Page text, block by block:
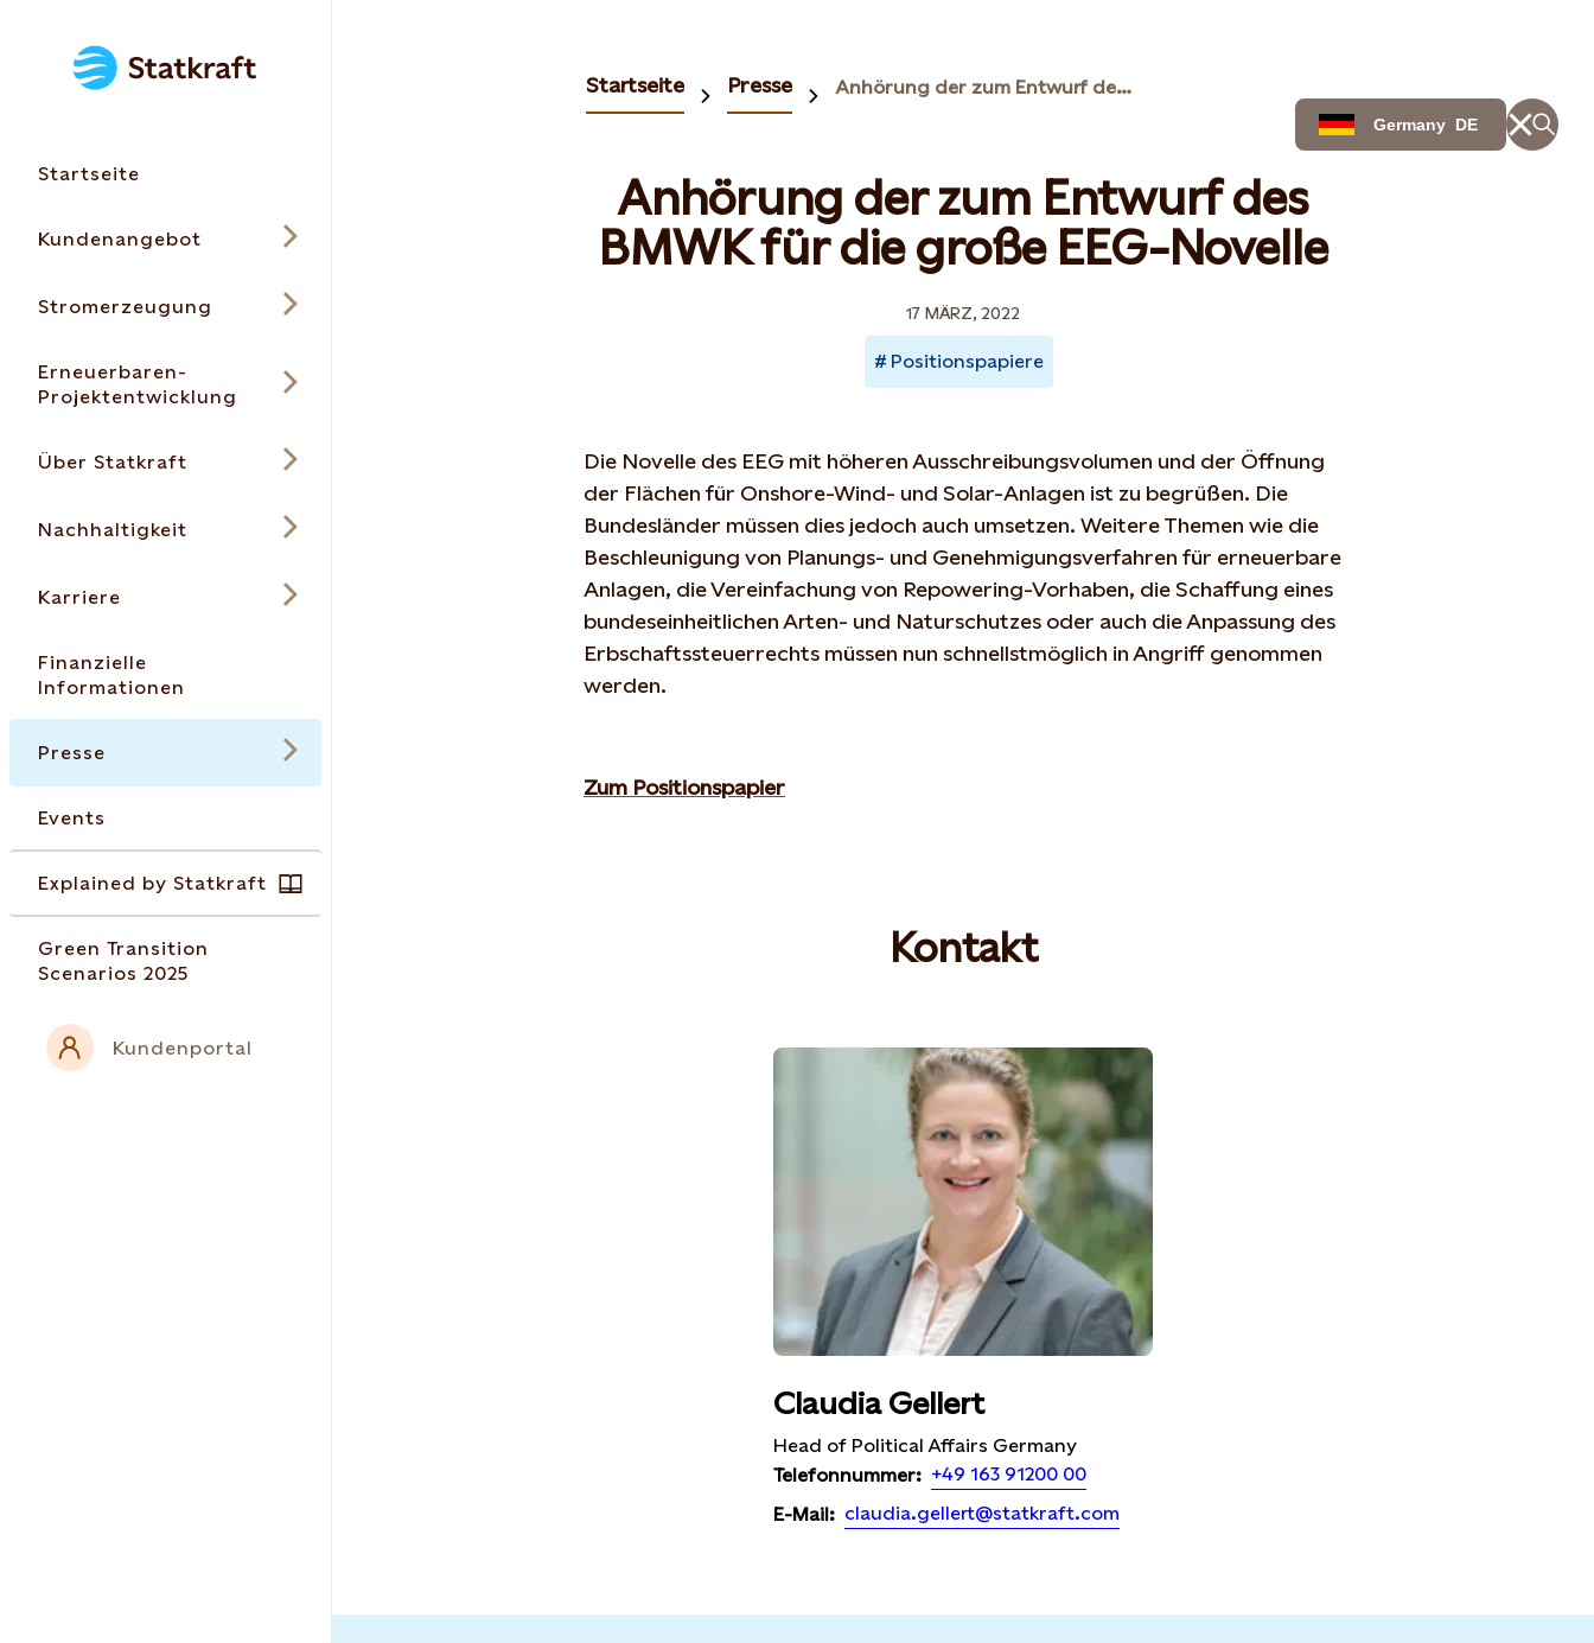
Startseite
Kundenangebot
Stromerzeugung
Erneuerbaren-
Projektentwicklung
Über Statkraft
Nachhaltigkeit
Karriere
Finanzielle
Informationen
Presse
Events
Explained by Statkraft
Green Transition
Scenarios 2025
Kundenportal
Germany DE
Startseite Presse Anhörung der zum Entwurf des BMWK für die große EEG-Novelle
Anhörung der zum Entwurf des
BMWK für die große EEG-Novelle
17 MÄRZ, 2022
Positionspapiere
Die Novelle des EEG mit höheren Ausschreibungsvolumen und der Öffnung
der Flächen für Onshore-Wind- und Solar-Anlagen ist zu begrüßen. Die
Bundesländer müssen dies jedoch auch umsetzen. Weitere Themen wie die
Beschleunigung von Planungs- und Genehmigungsverfahren für erneuerbare
Anlagen, die Vereinfachung von Repowering-Vorhaben, die Schaffung eines
bundeseinheitlichen Arten- und Naturschutzes oder auch die Anpassung des
Erbschaftssteuerrechts müssen nun schnellstmöglich in Angriff genommen
werden.
Zum Positionspapier
Kontakt
Claudia Gellert
Head of Political Affairs Germany
Telefonnummer: +49 163 91200 00
E-Mail: claudia.gellert@statkraft.com